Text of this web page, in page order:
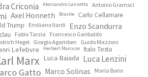
Criconia Alessandro Lanzetta Antonio Gramsci
Axel Honneth Brasile Carlo Cellamare
Trump Emiliano Ilardi Enzo Scandurra
Fabio Tarzia
Francesco Garibaldo
Hegel
Giorgio Agamben
Guido Mazzoni
Lefebvre Herbert Marcuse Italo Testa
Marx Luca Baiada Luca Lenzini
Gatto Marco Solinas Maria Borio